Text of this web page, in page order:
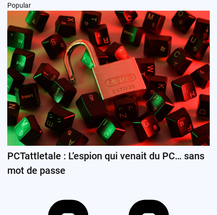
Popular
PCTattletale : L’espion qui venait du PC… sans
mot de passe